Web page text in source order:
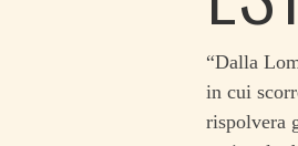
“Dalla
in cui
rispolvera